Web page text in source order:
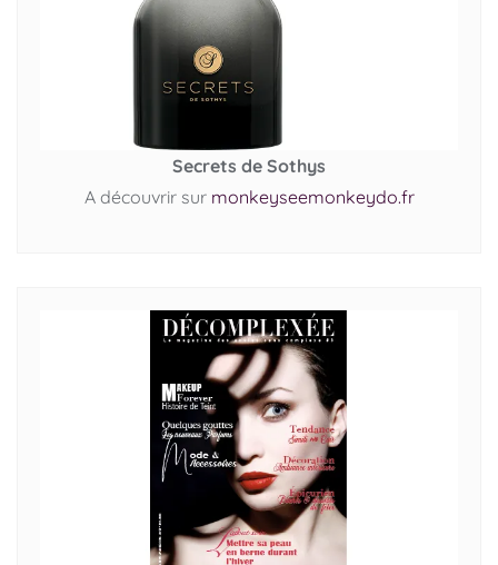
Secrets de Sothys
A découvrir sur monkeyseemonkeydo.fr